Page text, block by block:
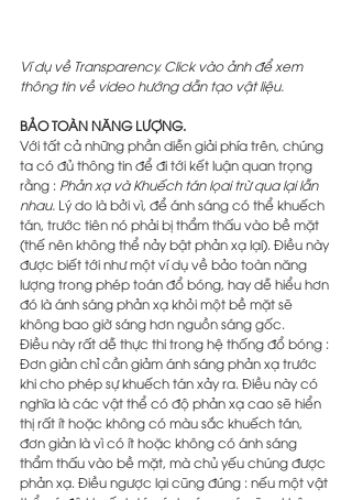
Ví dụ về Transparency. Click vào ảnh để xem
thông tin về video hướng dẫn tạo vật liệu.
BẢO TOÀN NĂNG LƯỢNG.
Với tất cả những phần diễn giải phía trên, chúng
ta có đủ thông tin để đi tới kết luận quan trọng
rằng : Phản xạ và Khuếch tán lọai trừ qua lại lẫn
nhau. Lý do là bởi vì, để ánh sáng có thể khuếch
tán, trước tiên nó phải bị thẩm thấu vào bề mặt
(thế nên không thể nảy bật phản xạ lại). Điều này
được biết tới như một ví dụ về bảo toàn năng
lượng trong phép toán đổ bóng, hay dễ hiểu hơn
đó là ánh sáng phản xạ khỏi một bề mặt sẽ
không bao giờ sáng hơn nguồn sáng gốc.
Điều này rất dễ thực thi trong hệ thống đổ bóng :
Đơn giản chỉ cần giảm ánh sáng phản xạ trước
khi cho phép sự khuếch tán xảy ra. Điều này có
nghĩa là các vật thể có độ phản xạ cao sẽ hiển
thị rất ít hoặc không có màu sắc khuếch tán,
đơn giản là vì có ít hoặc không có ánh sáng
thẩm thấu vào bề mặt, mà chủ yếu chúng được
phản xạ. Điều ngược lại cũng đúng : nếu một vật